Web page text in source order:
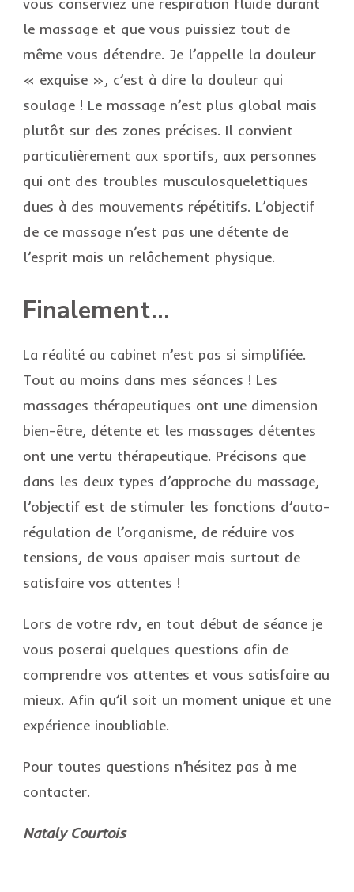
le massage et que vous puissiez tout de
même vous détendre. Je l’appelle la douleur
« exquise », c’est à dire la douleur qui
soulage ! Le massage n’est plus global mais
plutôt sur des zones précises. Il convient
particulièrement aux sportifs, aux personnes
qui ont des troubles musculosquelettiques
dues à des mouvements répétitifs. L’objectif
de ce massage n’est pas une détente de
l’esprit mais un relâchement physique.
Finalement…
La réalité au cabinet n’est pas si simplifiée.
Tout au moins dans mes séances ! Les
massages thérapeutiques ont une dimension
bien-être, détente et les massages détentes
ont une vertu thérapeutique. Précisons que
dans les deux types d’approche du massage,
l’objectif est de stimuler les fonctions d’auto-
régulation de l’organisme, de réduire vos
tensions, de vous apaiser mais surtout de
satisfaire vos attentes !
Lors de votre rdv, en tout début de séance je
vous poserai quelques questions afin de
comprendre vos attentes et vous satisfaire au
mieux. Afin qu’il soit un moment unique et une
expérience inoubliable.
Pour toutes questions n’hésitez pas à me
contacter.
Nataly Courtois